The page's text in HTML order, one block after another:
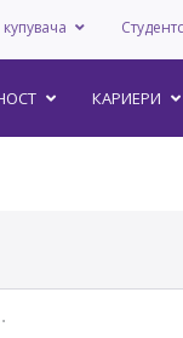
КАРИЕРИ